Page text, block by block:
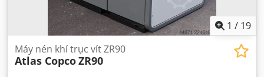
1 / 19
Máy nén khí trục vít ZR90
Atlas CopcoZR90